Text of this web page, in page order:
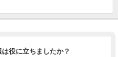
役に立ちましたか？